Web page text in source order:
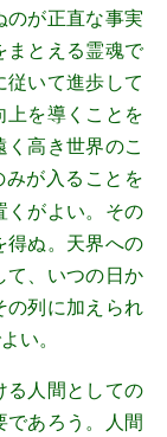
が正直な事実
まとえる霊魂で
いて進歩して
を導くことを
高き世界のこ
が入ることを
くがよい。その
得ぬ。天界への
て、いつの日か
の列に加えられ
い。
る人間としての
あろう。人間